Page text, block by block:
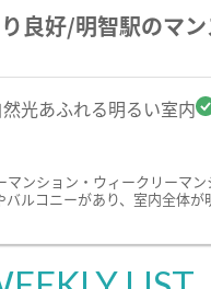
良好/明智駅のマ
然光あふれる明るい室内
ンション・ウィークリーマ
ルコニーがあり、室内全体